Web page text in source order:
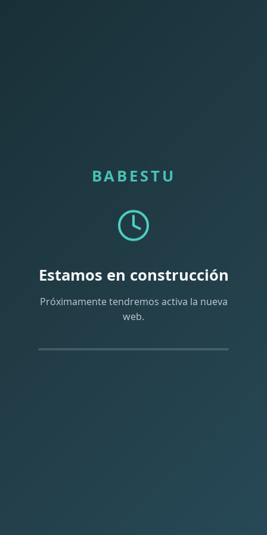
BABESTU
Estamos en construcción
Próximamente tendremos activa la nueva
web.